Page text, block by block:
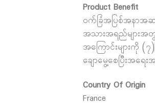
Product Benefit
ဝက်ခြံအပြစ်အနာအ
အသားအရည်များအတွ
အကြောင်းများကို
ချောမွေ့စေပြီးအရ
Country Of Origin
France